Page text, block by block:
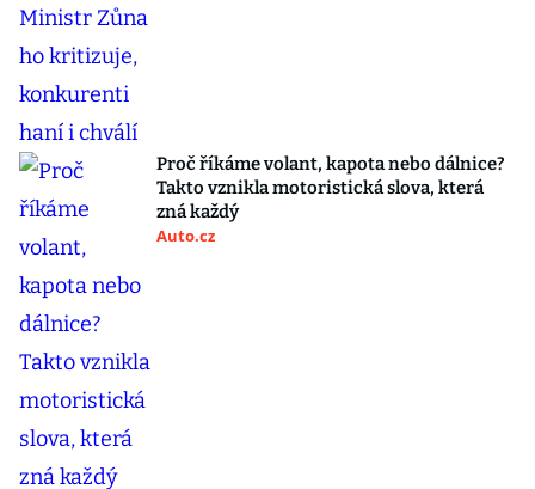
Proč říkáme volant, kapota nebo dálnice?
Takto vznikla motoristická slova, která
zná každý
Auto.cz